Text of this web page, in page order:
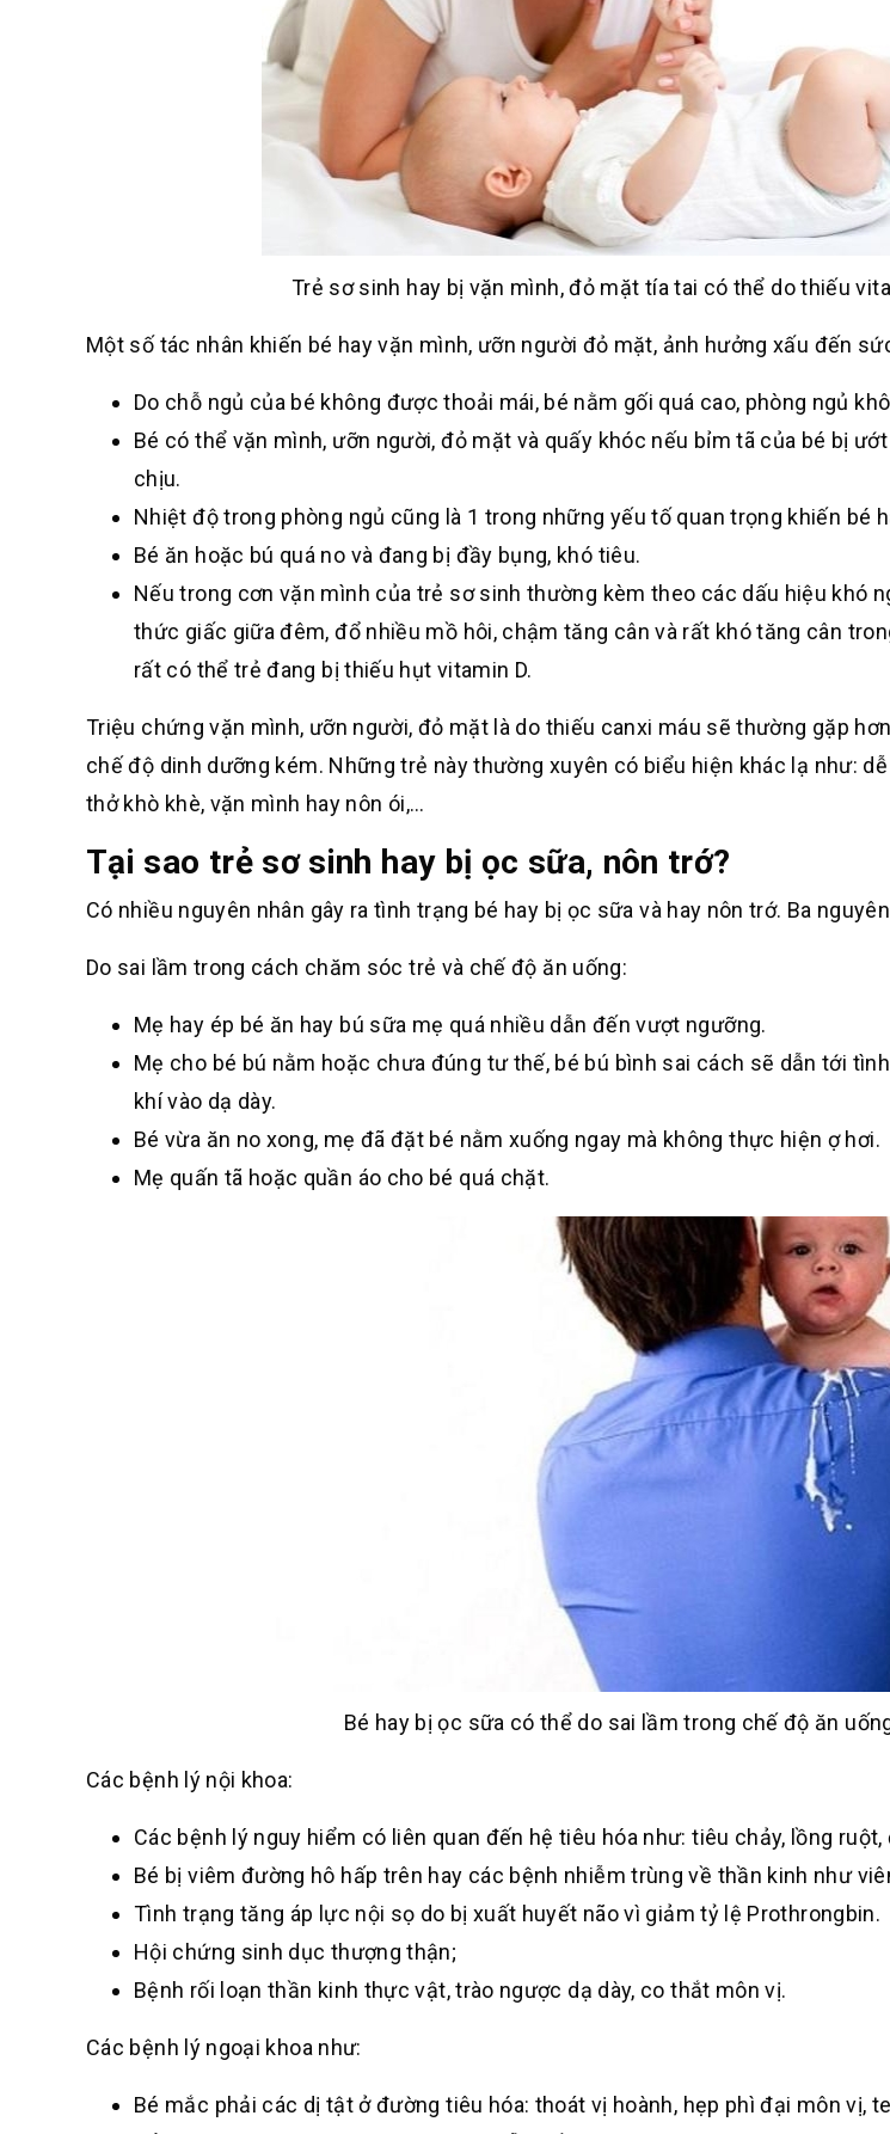
Trẻ sơ sinh hay bị vặn mình, đỏ mặt tía tai có thể do thiếu
Một số tác nhân khiến bé hay vặn mình, ưỡn người đỏ mặt, ảnh hưởng xấu đến
Do chỗ ngủ của bé không được thoải mái, bé nằm gối quá cao, phòng ngủ
Bé có thể vặn mình, ưỡn người, đỏ mặt và quấy khóc nếu bỉm tã của bé bị
chịu.
Nhiệt độ trong phòng ngủ cũng là 1 trong những yếu tố quan trọng khiến bé
Bé ăn hoặc bú quá no và đang bị đầy bụng, khó tiêu.
Nếu trong cơn vặn mình của trẻ sơ sinh thường kèm theo các dấu hiệu khó
thức giấc giữa đêm, đổ nhiều mồ hôi, chậm tăng cân và rất khó tăng cân
rất có thể trẻ đang bị thiếu hụt vitamin D.
Triệu chứng vặn mình, ưỡn người, đỏ mặt là do thiếu canxi máu sẽ thường gặp
chế độ dinh dưỡng kém. Những trẻ này thường xuyên có biểu hiện khác lạ như:
thở khò khè, vặn mình hay nôn ói,…
Tại sao trẻ sơ sinh hay bị ọc sữa, nôn trớ?
Có nhiều nguyên nhân gây ra tình trạng bé hay bị ọc sữa và hay nôn trớ. Ba
Do sai lầm trong cách chăm sóc trẻ và chế độ ăn uống:
Mẹ hay ép bé ăn hay bú sữa mẹ quá nhiều dẫn đến vượt ngưỡng.
Mẹ cho bé bú nằm hoặc chưa đúng tư thế, bé bú bình sai cách sẽ dẫn tới
khí vào dạ dày.
Bé vừa ăn no xong, mẹ đã đặt bé nằm xuống ngay mà không thực hiện ợ hơi.
Mẹ quấn tã hoặc quần áo cho bé quá chặt.
Bé hay bị ọc sữa có thể do sai lầm trong chế độ ăn
Các bệnh lý nội khoa:
Các bệnh lý nguy hiểm có liên quan đến hệ tiêu hóa như: tiêu chảy, lồng ruột,
Bé bị viêm đường hô hấp trên hay các bệnh nhiễm trùng về thần kinh như
Tình trạng tăng áp lực nội sọ do bị xuất huyết não vì giảm tỷ lệ Prothrongbin.
Hội chứng sinh dục thượng thận;
Bệnh rối loạn thần kinh thực vật, trào ngược dạ dày, co thắt môn vị.
Các bệnh lý ngoại khoa như:
Bé mắc phải các dị tật ở đường tiêu hóa: thoát vị hoành, hẹp phì đại môn vị,